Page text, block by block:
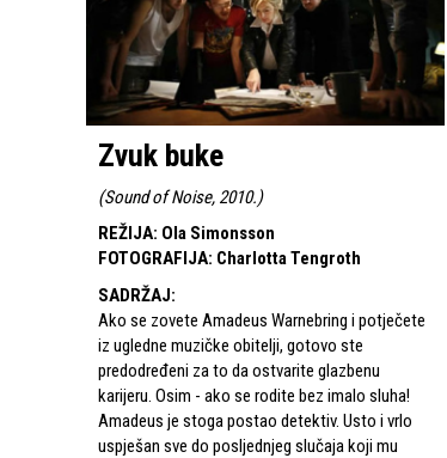
Zvuk buke
(Sound of Noise, 2010.)
REŽIJA: Ola Simonsson
FOTOGRAFIJA: Charlotta Tengroth
SADRŽAJ:
Ako se zovete Amadeus Warnebring i potječete
iz ugledne muzičke obitelji, gotovo ste
predodređeni za to da ostvarite glazbenu
karijeru. Osim - ako se rodite bez imalo sluha!
Amadeus je stoga postao detektiv. Usto i vrlo
uspješan sve do posljednjeg slučaja koji mu